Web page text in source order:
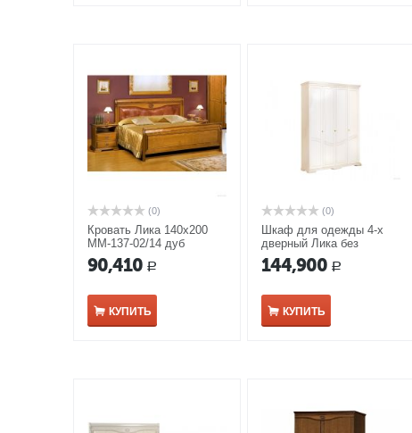
(0)
Кровать Лика 140х200
ММ-137-02/14 дуб
медовый
90,410 Р
КУПИТЬ
(0)
Шкаф для одежды 4-х
дверный Лика без
зеркала ММ-137-01/04Б
белая эмаль
144,900 Р
КУПИТЬ